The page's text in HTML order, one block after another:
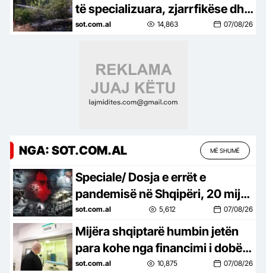
të specializuara, zjarrfikëse dhe
avionë vihen në dispozicion
sot.com.al 14,863 07/08/26
NGA: SOT.COM.AL MË SHUMË
Speciale/ Dosja e errët e
pandemisë në Shqipëri, 20 mijë
shqiptarë humbën jetën nga
Covid-19, mijëra të tjerë…
sot.com.al 5,612 07/08/26
Mijëra shqiptarë humbin jetën
para kohe nga financimi i dobët i
shëndetësisë, Dhoma
sot.com.al 10,875 07/08/26